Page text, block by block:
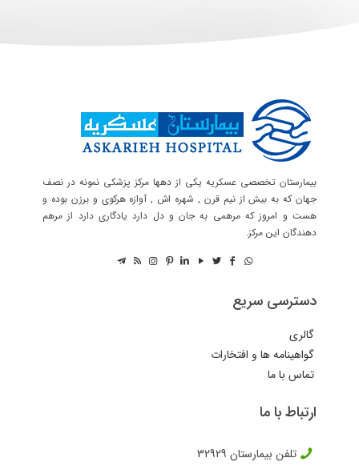
بیمارستان تخصصی عسکریه یکی از دهها مرکز پزشکی نمونه در نصف
جهان که به بیش از نیم قرن , شهره اش , آوازه هرکوی و برزن بوده و
هست و امروز که مرهمی به جان و دل دارد یادگاری دارد از مرهم
دهندگان این مرکز.
دسترسی سریع
گالری
گواهینامه ها و افتخارات
تماس با ما
ارتباط با ما
تلفن بیمارستان 32929